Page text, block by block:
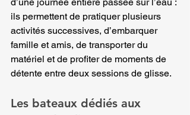
ils permettent de pratiquer plusieurs
activités successives, d’embarquer
famille et amis, de transporter du
matériel et de profiter de moments de
détente entre deux sessions de glisse.
Les bateaux dédiés aux